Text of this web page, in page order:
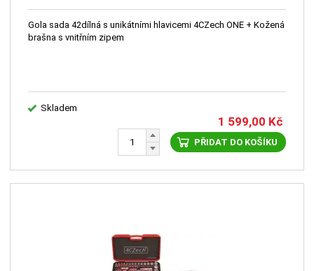
Gola sada 42dílná s unikátními hlavicemi 4CZech ONE + Kožená
brašna s vnitřním zipem
Skladem
1 599,00 Kč
PŘIDAT DO KOŠÍKU